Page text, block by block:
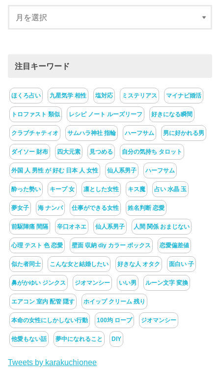
注目キーワード
ほくろ占い 九星気学 相性 塩対応 ミステリアス マイナビ婚活
トロファスト 類似 レシピ ノート ルーズリーフ 好きになる瞬間
クラブチャティオ サムハラ神社 指輪 ハーフサム 男に好かれる男
ダイソー 財布 四大元素 見つめる 自分の気持ち タロット
外国 人 男性 が 好む 日本 人 女性 仙人系男子 ハーフサム
酔った勢い キープ 女 凛とした女性 キス魔 占い 水晶 玉
夢女子 海 ナンパ 仕事ができる女性 姓名判断 恋愛
前駆陣痛 間隔 辛口オネエ 仙人系男子 人間 関係 おまじない
心理 テスト 色 恋愛 壁面 収納 diy カラー ボックス 恋愛偏差値
似た者同士 こんな女と結婚したい 好きな人 オタク 面白い 子
鼻がかゆい ジンクス ジオマンシー いい男 ルーン文字 変換
エアコン 室内 配管 隠す ホイップ クリーム 残り
本命の女性にしかしない行動 100均 ロープ ジオマンシー
他愛もない話 夢中になれること DIY
Tweets by karakuchionee